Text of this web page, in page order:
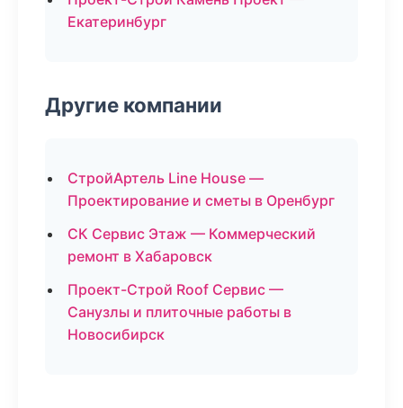
Екатеринбург
Другие компании
СтройАртель Line House —
Проектирование и сметы в Оренбург
СК Сервис Этаж — Коммерческий
ремонт в Хабаровск
Проект-Строй Roof Сервис —
Санузлы и плиточные работы в
Новосибирск